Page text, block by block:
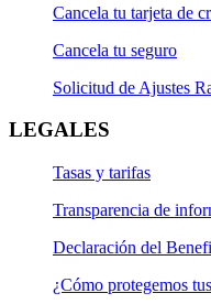
Cancela tu tarjeta de
Cancela tu seguro
Solicitud de Ajustes
LEGALES
Tasas y tarifas
Transparencia de
Declaración del
¿Cómo protegemos